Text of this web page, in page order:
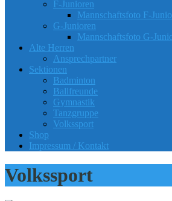
F-Junioren
Mannschaftsfoto F-
G-Junioren
Mannschaftsfoto G-
Alte Herren
Ansprechpartner
Sektionen
Badminton
Ballfreunde
Gymnastik
Tanzgruppe
Volkssport
Shop
Impressum / Kontakt
Volkssport